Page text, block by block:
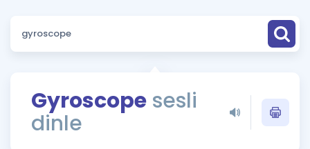
Sözlük
Rehberlik Aracı
ÖSYM Sınav Takvimi
Hakkımızda
Gyroscope sesli
dinle